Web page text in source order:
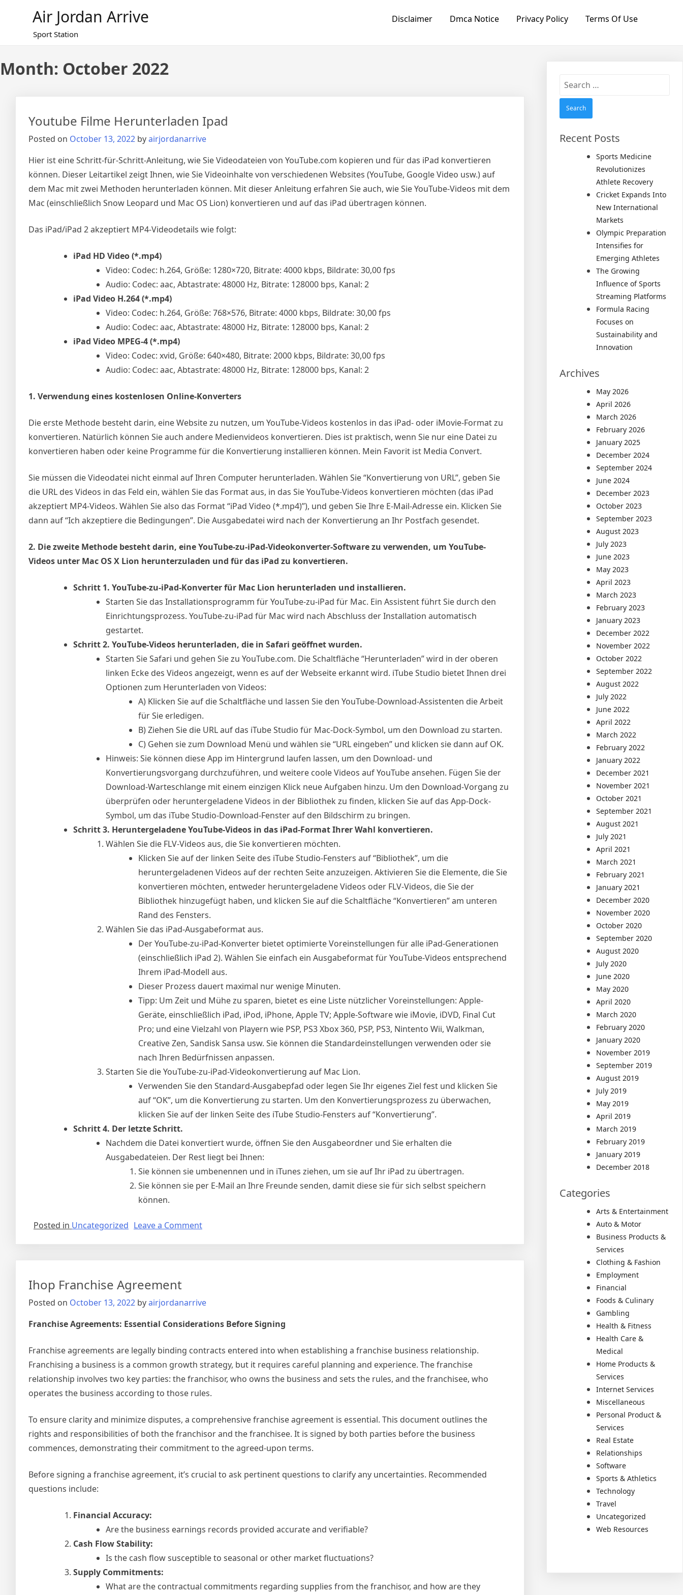
Air Jordan Arrive
Sport Station
Disclaimer Dmca Notice Privacy Policy Terms Of Use
Month: October 2022
Youtube Filme Herunterladen Ipad
Posted on October 13, 2022 byairjordanarrive
Hier ist eine Schritt-für-Schritt-Anleitung, wie Sie Videodateien von YouTube.com kopieren und für das iPad konvertieren
können. Dieser Leitartikel zeigt Ihnen, wie Sie Videoinhalte von verschiedenen Websites (YouTube, Google Video usw.) auf
dem Mac mit zwei Methoden herunterladen können. Mit dieser Anleitung erfahren Sie auch, wie Sie YouTube-Videos mit dem
Mac (einschließlich Snow Leopard und Mac OS Lion) konvertieren und auf das iPad übertragen können.
Das iPad/iPad 2 akzeptiert MP4-Videodetails wie folgt:
iPad HD Video (*.mp4)
Video: Codec: h.264, Größe: 1280×720, Bitrate: 4000 kbps, Bildrate: 30,00 fps
Audio: Codec: aac, Abtastrate: 48000 Hz, Bitrate: 128000 bps, Kanal: 2
iPad Video H.264 (*.mp4)
Video: Codec: h.264, Größe: 768×576, Bitrate: 4000 kbps, Bildrate: 30,00 fps
Audio: Codec: aac, Abtastrate: 48000 Hz, Bitrate: 128000 bps, Kanal: 2
iPad Video MPEG-4 (*.mp4)
Video: Codec: xvid, Größe: 640×480, Bitrate: 2000 kbps, Bildrate: 30,00 fps
Audio: Codec: aac, Abtastrate: 48000 Hz, Bitrate: 128000 bps, Kanal: 2
1. Verwendung eines kostenlosen Online-Konverters
Die erste Methode besteht darin, eine Website zu nutzen, um YouTube-Videos kostenlos in das iPad- oder iMovie-Format zu
konvertieren. Natürlich können Sie auch andere Medienvideos konvertieren. Dies ist praktisch, wenn Sie nur eine Datei zu
konvertieren haben oder keine Programme für die Konvertierung installieren können. Mein Favorit ist Media Convert.
Sie müssen die Videodatei nicht einmal auf Ihren Computer herunterladen. Wählen Sie “Konvertierung von URL”, geben Sie
die URL des Videos in das Feld ein, wählen Sie das Format aus, in das Sie YouTube-Videos konvertieren möchten (das iPad
akzeptiert MP4-Videos. Wählen Sie also das Format “iPad Video (*.mp4)”), und geben Sie Ihre E-Mail-Adresse ein. Klicken Sie
dann auf “Ich akzeptiere die Bedingungen”. Die Ausgabedatei wird nach der Konvertierung an Ihr Postfach gesendet.
2. Die zweite Methode besteht darin, eine YouTube-zu-iPad-Videokonverter-Software zu verwenden, um YouTube-
Videos unter Mac OS X Lion herunterzuladen und für das iPad zu konvertieren.
Schritt 1. YouTube-zu-iPad-Konverter für Mac Lion herunterladen und installieren.
Starten Sie das Installationsprogramm für YouTube-zu-iPad für Mac. Ein Assistent führt Sie durch den
Einrichtungsprozess. YouTube-zu-iPad für Mac wird nach Abschluss der Installation automatisch
gestartet.
Schritt 2. YouTube-Videos herunterladen, die in Safari geöffnet wurden.
Starten Sie Safari und gehen Sie zu YouTube.com. Die Schaltfläche “Herunterladen” wird in der oberen
linken Ecke des Videos angezeigt, wenn es auf der Webseite erkannt wird. iTube Studio bietet Ihnen drei
Optionen zum Herunterladen von Videos:
A) Klicken Sie auf die Schaltfläche und lassen Sie den YouTube-Download-Assistenten die Arbeit
für Sie erledigen.
B) Ziehen Sie die URL auf das iTube Studio für Mac-Dock-Symbol, um den Download zu starten.
C) Gehen sie zum Download Menü und wählen sie “URL eingeben” und klicken sie dann auf OK.
Hinweis: Sie können diese App im Hintergrund laufen lassen, um den Download- und
Konvertierungsvorgang durchzuführen, und weitere coole Videos auf YouTube ansehen. Fügen Sie der
Download-Warteschlange mit einem einzigen Klick neue Aufgaben hinzu. Um den Download-Vorgang zu
überprüfen oder heruntergeladene Videos in der Bibliothek zu finden, klicken Sie auf das App-Dock-
Symbol, um das iTube Studio-Download-Fenster auf den Bildschirm zu bringen.
Schritt 3. Heruntergeladene YouTube-Videos in das iPad-Format Ihrer Wahl konvertieren.
Wählen Sie die FLV-Videos aus, die Sie konvertieren möchten.
Klicken Sie auf der linken Seite des iTube Studio-Fensters auf “Bibliothek”, um die
heruntergeladenen Videos auf der rechten Seite anzuzeigen. Aktivieren Sie die Elemente, die Sie
konvertieren möchten, entweder heruntergeladene Videos oder FLV-Videos, die Sie der
Bibliothek hinzugefügt haben, und klicken Sie auf die Schaltfläche “Konvertieren” am unteren
Rand des Fensters.
Wählen Sie das iPad-Ausgabeformat aus.
Der YouTube-zu-iPad-Konverter bietet optimierte Voreinstellungen für alle iPad-Generationen
(einschließlich iPad 2). Wählen Sie einfach ein Ausgabeformat für YouTube-Videos entsprechend
Ihrem iPad-Modell aus.
Dieser Prozess dauert maximal nur wenige Minuten.
Tipp: Um Zeit und Mühe zu sparen, bietet es eine Liste nützlicher Voreinstellungen: Apple-
Geräte, einschließlich iPad, iPod, iPhone, Apple TV; Apple-Software wie iMovie, iDVD, Final Cut
Pro; und eine Vielzahl von Playern wie PSP, PS3 Xbox 360, PSP, PS3, Nintento Wii, Walkman,
Creative Zen, Sandisk Sansa usw. Sie können die Standardeinstellungen verwenden oder sie
nach Ihren Bedürfnissen anpassen.
Starten Sie die YouTube-zu-iPad-Videokonvertierung auf Mac Lion.
Verwenden Sie den Standard-Ausgabepfad oder legen Sie Ihr eigenes Ziel fest und klicken Sie
auf “OK”, um die Konvertierung zu starten. Um den Konvertierungsprozess zu überwachen,
klicken Sie auf der linken Seite des iTube Studio-Fensters auf “Konvertierung”.
Schritt 4. Der letzte Schritt.
Nachdem die Datei konvertiert wurde, öffnen Sie den Ausgabeordner und Sie erhalten die
Ausgabedateien. Der Rest liegt bei Ihnen:
Sie können sie umbenennen und in iTunes ziehen, um sie auf Ihr iPad zu übertragen.
Sie können sie per E-Mail an Ihre Freunde senden, damit diese sie für sich selbst speichern
können.
Posted in Uncategorized Leave a Commenton
Ihop Franchise Agreement
Posted on October 13, 2022 byairjordanarrive
Franchise Agreements: Essential Considerations Before Signing
Franchise agreements are legally binding contracts entered into when establishing a franchise business relationship.
Franchising a business is a common growth strategy, but it requires careful planning and experience. The franchise
relationship involves two key parties: the franchisor, who owns the business and sets the rules, and the franchisee, who
operates the business according to those rules.
To ensure clarity and minimize disputes, a comprehensive franchise agreement is essential. This document outlines the
rights and responsibilities of both the franchisor and the franchisee. It is signed by both parties before the business
commences, demonstrating their commitment to the agreed-upon terms.
Before signing a franchise agreement, it’s crucial to ask pertinent questions to clarify any uncertainties. Recommended
questions include:
Financial Accuracy:
Are the business earnings records provided accurate and verifiable?
Cash Flow Stability:
Is the cash flow susceptible to seasonal or other market fluctuations?
Supply Commitments:
What are the contractual commitments regarding supplies from the franchisor, and how are they
Search
Recent Posts
Sports Medicine
Revolutionizes
Athlete Recovery
Cricket Expands Into
New International
Markets
Olympic Preparation
Intensifies for
Emerging Athletes
The Growing
Influence of Sports
Streaming Platforms
Formula Racing
Focuses on
Sustainability and
Innovation
Archives
May 2026
April 2026
March 2026
February 2026
January 2025
December 2024
September 2024
June 2024
December 2023
October 2023
September 2023
August 2023
July 2023
June 2023
May 2023
April 2023
March 2023
February 2023
January 2023
December 2022
November 2022
October 2022
September 2022
August 2022
July 2022
June 2022
April 2022
March 2022
February 2022
January 2022
December 2021
November 2021
October 2021
September 2021
August 2021
July 2021
April 2021
March 2021
February 2021
January 2021
December 2020
November 2020
October 2020
September 2020
August 2020
July 2020
June 2020
May 2020
April 2020
March 2020
February 2020
January 2020
November 2019
September 2019
August 2019
July 2019
May 2019
April 2019
March 2019
February 2019
January 2019
December 2018
Categories
Arts & Entertainment
Auto & Motor
Business Products &
Services
Clothing & Fashion
Employment
Financial
Foods & Culinary
Gambling
Health & Fitness
Health Care &
Medical
Home Products &
Services
Internet Services
Miscellaneous
Personal Product &
Services
Real Estate
Relationships
Software
Sports & Athletics
Technology
Travel
Uncategorized
Web Resources